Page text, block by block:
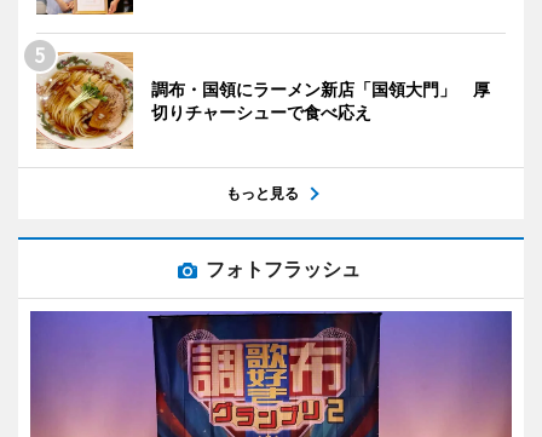
調布・国領にラーメン新店「国領大門」 厚
切りチャーシューで食べ応え
もっと見る
フォトフラッシュ